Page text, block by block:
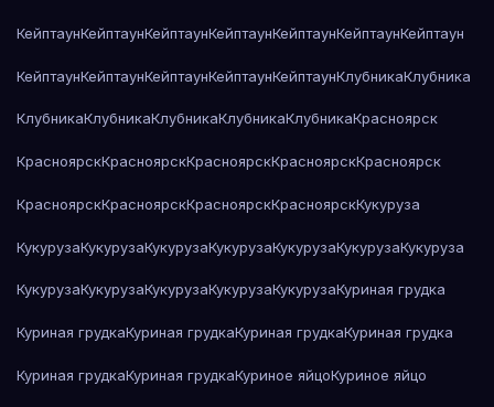
КейптаунКейптаунКейптаунКейптаунКейптаунКейптаунКейптаун
КейптаунКейптаунКейптаунКейптаунКейптаунКлубникаКлубника
КлубникаКлубникаКлубникаКлубникаКлубникаКрасноярск
КрасноярскКрасноярскКрасноярскКрасноярскКрасноярск
КрасноярскКрасноярскКрасноярскКрасноярскКукуруза
КукурузаКукурузаКукурузаКукурузаКукурузаКукурузаКукуруза
КукурузаКукурузаКукурузаКукурузаКукурузаКуриная грудка
Куриная грудкаКуриная грудкаКуриная грудкаКуриная грудка
Куриная грудкаКуриная грудкаКуриное яйцоКуриное яйцо